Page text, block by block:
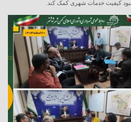
کیفیت خدمات شهری کمک کند.